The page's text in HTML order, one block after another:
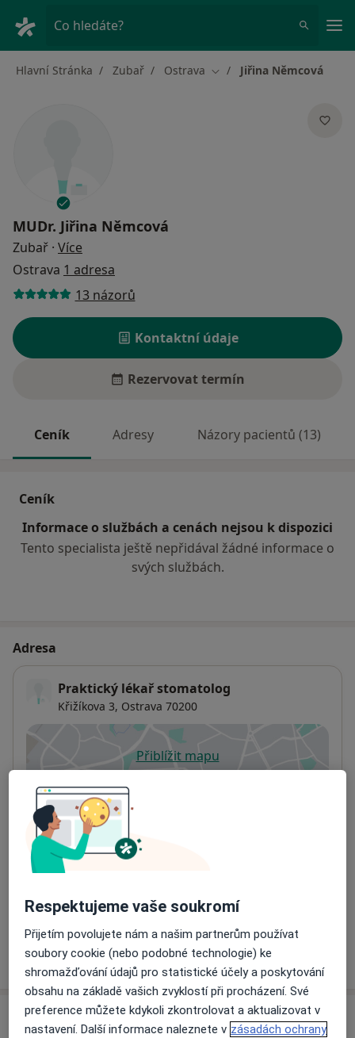
Co hledáte?
Hlavní Stránka Zubař Ostrava Změna města
Jiřina Němcová
MUDr. Jiřina Němcová
Zubař · Více
Ostrava 1 adresa
13 názorů
Kontaktní údaje
Rezervovat termín
Ceník Adresy Názory pacientů (13)
Ceník
Informace o službách a cenách nejsou k dispozici
Tento specialista ještě nepřidával žádné informace o
svých službách.
Adresa
Praktický lékař stomatolog
Křižíkova 3, Ostrava 70200
Přiblížit mapuse otevře v nové záložce
Dostupnost
Na této adrese online kalendář není aktivní
Co mám v takové situaci udělat?
Způsoby platby (soukromé návštěvy)
Detaily
Víceo adrese
Názory
Respektujeme vaše soukromí
Přijetím povolujete nám a našim partnerům používat
soubory cookie (nebo podobné technologie) ke
shromažďování údajů pro statistické účely a poskytování
obsahu na základě vašich zvyklostí při procházení. Své
preference můžete kdykoli zkontrolovat a aktualizovat v
nastavení. Další informace naleznete v zásadách ochrany